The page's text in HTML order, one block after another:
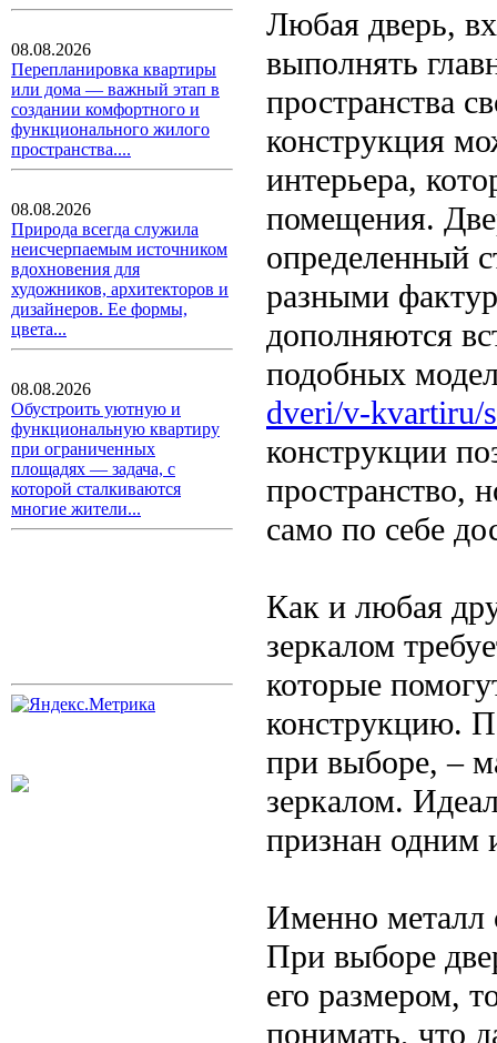
08.08.2026
Перепланировка квартиры
или дома — важный этап в
создании комфортного и
функционального жилого
пространства....
08.08.2026
Природа всегда служила
неисчерпаемым источником
вдохновения для
художников, архитекторов и
дизайнеров. Ее формы,
цвета...
08.08.2026
Обустроить уютную и
функциональную квартиру
при ограниченных
площадях — задача, с
которой сталкиваются
многие жители...
Любая дверь,
выполнять
пространства
конструкция
интерьера,
помещения.
определенный
разными
дополняются
подобных
dveri/v-kvartiru/
конструкции
пространство,
само по себе
Как и любая
зеркалом
которые
конструкцию.
при выборе, –
зеркалом.
признан одним
Именно металл
При выборе
его размером,
понимать, что